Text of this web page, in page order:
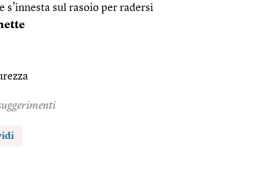
s’innesta sul rasoio per radersi